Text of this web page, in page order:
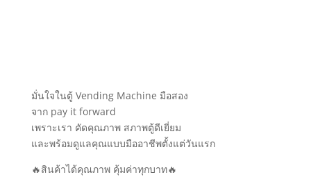
มั่นใจในตู้ Vending Machine มือสอง
จาก pay it forward
เพราะเรา คัดคุณภาพ สภาพตู้ดีเยี่ยม
และพร้อมดูแลคุณแบบมืออาชีพตั้งแต่วันแรก
🔥สินค้าได้คุณภาพ คุ้มค่าทุกบาท🔥